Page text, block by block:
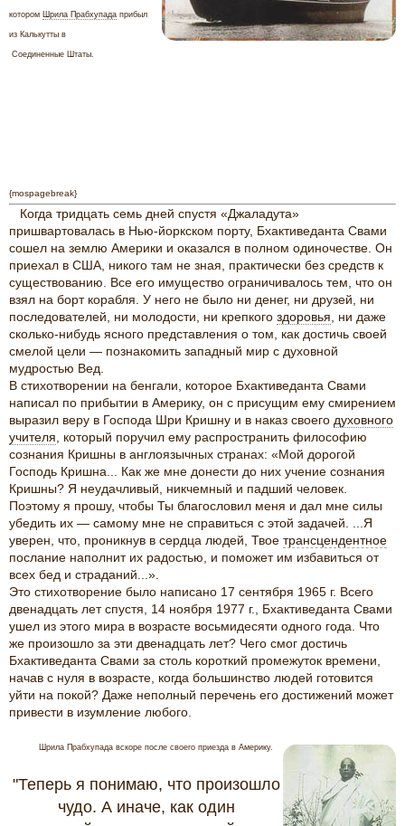
котором Шрила Прабхупада прибыл
из Калькутты в
Соединенные Штаты.
{mospagebreak}
Когда тридцать семь дней спустя «Джаладута»
пришвартовалась в Нью-йоркском порту, Бхактиведанта Свами
сошел на землю Америки и оказался в полном одиночестве. Он
приехал в США, никого там не зная, практически без средств к
существованию. Все его имущество ограничивалось тем, что он
взял на борт корабля. У него не было ни денег, ни друзей, ни
последователей, ни молодости, ни крепкого здоровья , ни даже
сколько-нибудь ясного представления о том, как достичь своей
смелой цели — познакомить западный мир с духовной
мудростью Вед.
В стихотворении на бенгали, которое Бхактиведанта Свами
написал по прибытии в Америку, он с присущим ему смирением
выразил веру в Господа Шри Кришну и в наказ своего духовного
учителя , который поручил ему распространить философию
сознания Кришны в англоязычных странах: «Мой дорогой
Господь Кришна... Как же мне донести до них учение сознания
Кришны? Я неудачливый, никчемный и падший человек.
Поэтому я прошу, чтобы Ты благословил меня и дал мне силы
убедить их — самому мне не справиться с этой задачей. ...Я
уверен, что, проникнув в сердца людей, Твое трансцендентное
послание наполнит их радостью, и поможет им избавиться от
всех бед и страданий...».
Это стихотворение было написано 17 сентября 1965 г. Всего
двенадцать лет спустя, 14 ноября 1977 г., Бхактиведанта Свами
ушел из этого мира в возрасте восьмидесяти одного года. Что
же произошло за эти двенадцать лет? Чего смог достичь
Бхактиведанта Свами за столь короткий промежуток времени,
начав с нуля в возрасте, когда большинство людей готовится
уйти на покой? Даже неполный перечень его достижений может
привести в изумление любого.
Шрила Прабхупада вскоре после своего приезда в Америку.
"Теперь я понимаю, что произошло
чудо. А иначе, как один